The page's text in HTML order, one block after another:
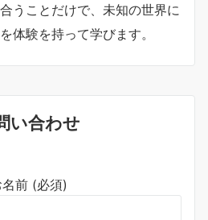
うことだけで、未知の世界に
体験を持って学びます。
い合わせ
名前 (必須)